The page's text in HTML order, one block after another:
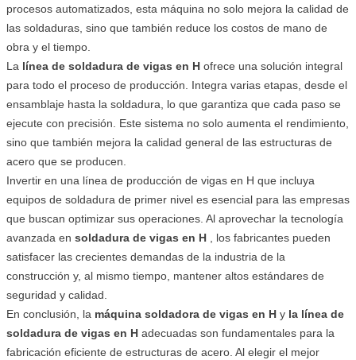
procesos automatizados, esta máquina no solo mejora la calidad de
las soldaduras, sino que también reduce los costos de mano de
obra y el tiempo.
La línea de soldadura de vigas en H ofrece una solución integral
para todo el proceso de producción. Integra varias etapas, desde el
ensamblaje hasta la soldadura, lo que garantiza que cada paso se
ejecute con precisión. Este sistema no solo aumenta el rendimiento,
sino que también mejora la calidad general de las estructuras de
acero que se producen.
Invertir en una línea de producción de vigas en H que incluya
equipos de soldadura de primer nivel es esencial para las empresas
que buscan optimizar sus operaciones. Al aprovechar la tecnología
avanzada en soldadura de vigas en H , los fabricantes pueden
satisfacer las crecientes demandas de la industria de la
construcción y, al mismo tiempo, mantener altos estándares de
seguridad y calidad.
En conclusión, la máquina soldadora de vigas en H y la línea de
soldadura de vigas en H adecuadas son fundamentales para la
fabricación eficiente de estructuras de acero. Al elegir el mejor